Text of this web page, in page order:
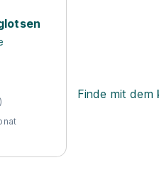
Finde mit dem